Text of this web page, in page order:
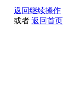
返回继续操作
或者 返回首页